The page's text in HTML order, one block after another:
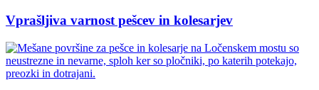
Vprašljiva varnost pešcev in kolesarjev